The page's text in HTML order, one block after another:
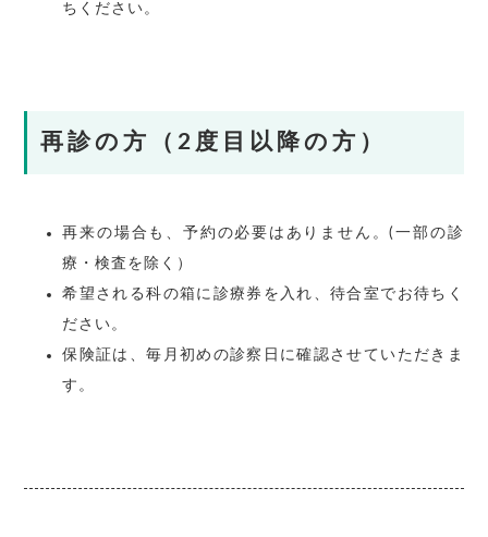
ちください。
再診の方（2度目以降の方）
再来の場合も、予約の必要はありません。(一部の診
療・検査を除く）
希望される科の箱に診療券を入れ、待合室でお待ちく
ださい。
保険証は、毎月初めの診察日に確認させていただきま
す。